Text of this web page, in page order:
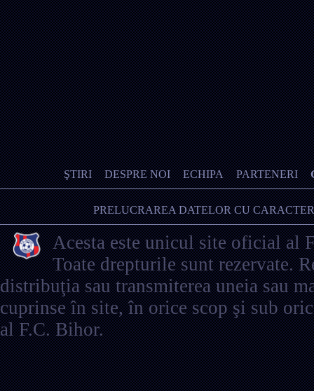
ŞTIRI DESPRE NOI ECHIPA PARTENERI
PRELUCRAREA DATELOR CU
Acesta este unicul site oficial al
Toate drepturile sunt rezervate.
distribuţia sau transmiterea uneia sau
cuprinse în site, în orice scop şi sub
al F.C. Bihor.